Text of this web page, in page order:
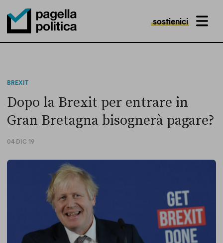
Pagella Politica Logo
sostienici MENU
BREXIT
Dopo la Brexit per entrare in
Gran Bretagna bisognerà pagare?
04 DIC 19